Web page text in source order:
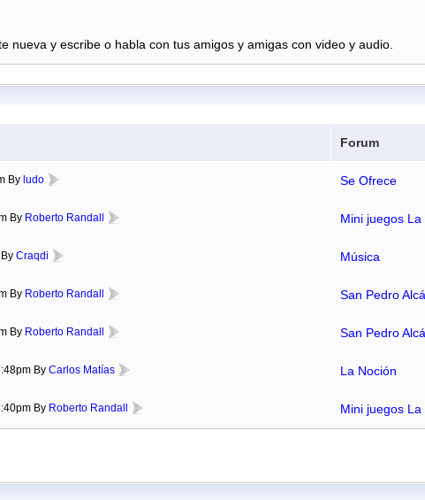
y escribe o habla con tus amigos y amigas con video y audio.
Forum
By ludo Se Ofrece
By Roberto Randall Mini juegos La
Craqdi Música
By Roberto Randall San Pedro
By Roberto Randall San Pedro
By Carlos Matías La Noción
By Roberto Randall Mini juegos La